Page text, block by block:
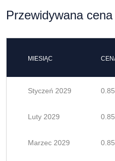
Przewidywana
MIESIĄC
Styczeń 2029
Luty 2029
Marzec 2029